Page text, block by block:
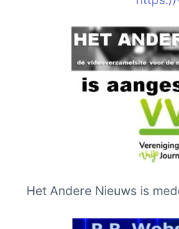
Het Andere Nieuws is